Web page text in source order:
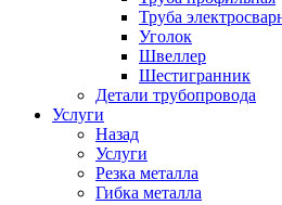
Труба
Уголок
Швеллер
Шестигранник
Детали трубопровода
Услуги
Назад
Услуги
Резка металла
Гибка металла